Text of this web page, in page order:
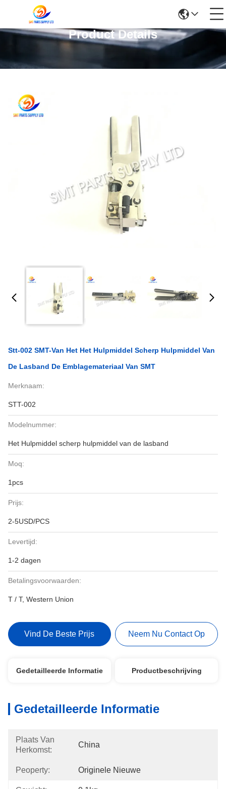
Product Details
Stt-002 SMT-Van Het Het Hulpmiddel Scherp Hulpmiddel Van
De Lasband De Emblagemateriaal Van SMT
Merknaam:
STT-002
Modelnummer:
Het Hulpmiddel scherp hulpmiddel van de lasband
Moq:
1pcs
Prijs:
2-5USD/PCS
Levertijd:
1-2 dagen
Betalingsvoorwaarden:
T / T, Western Union
Vind De Beste Prijs Neem Nu Contact Op
Gedetailleerde Informatie Productbeschrijving
Gedetailleerde Informatie
Plaats Van
Herkomst:
China
Peoperty: Originele Nieuwe